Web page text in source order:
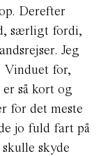
Derefter
særligt fordi,
Jeg
Vinduet for,
så kort og
for det meste
jo fuld fart på
skyde